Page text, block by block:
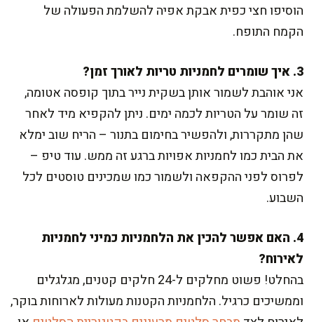
הוסיפו חצי כפית אבקת אפיה להשלמת הפעולה של
הקמח התופח.
3. איך שומרים לחמניות טריות לאורך זמן?
אני אוהבת לשמור אותן בשקית נייר בתוך קופסה אטומה,
זה שומר על הטריות לכמה ימים. ניתן להקפיא מיד לאחר
שהן מתקררות, ולהפשיר בחימום בתנור – הריח שוב ימלא
את הבית כמו לחמניות אפויות ברגע זה ממש. עוד טיפ –
לפרוס לפני ההקפאה ולשמור כמו שמכינים טוסטים לכל
השבוע.
4. האם אפשר להכין את הלחמניות כמיני לחמניות
לאירוח?
בהחלט! פשוט מחלקים ל-24 חלקים קטנים, מגלגלים
וממשיכים כרגיל. הלחמניות הקטנות מעולות לארוחות בוקר,